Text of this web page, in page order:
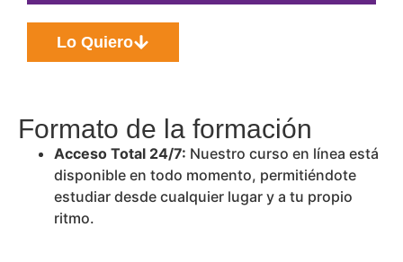
Lo Quiero
Formato de la formación
Acceso Total 24/7: Nuestro curso en línea está
disponible en todo momento, permitiéndote
estudiar desde cualquier lugar y a tu propio
ritmo.